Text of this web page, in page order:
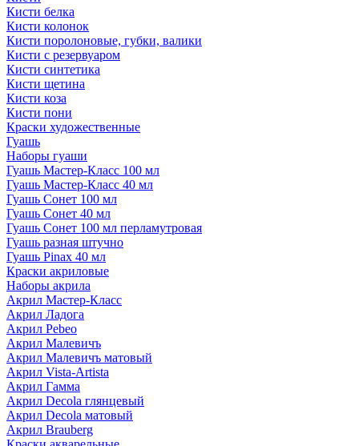
Кисти белка
Кисти колонок
Кисти поролоновые, губки, валики
Кисти с резервуаром
Кисти синтетика
Кисти щетина
Кисти коза
Кисти пони
Краски художественные
Гуашь
Наборы гуаши
Гуашь Мастер-Класс 100 мл
Гуашь Мастер-Класс 40 мл
Гуашь Сонет 100 мл
Гуашь Сонет 40 мл
Гуашь Сонет 100 мл перламутровая
Гуашь разная штучно
Гуашь Pinax 40 мл
Краски акриловые
Наборы акрила
Акрил Мастер-Класс
Акрил Ладога
Акрил Pebeo
Акрил Малевичъ
Акрил Малевичъ матовый
Акрил Vista-Artista
Акрил Гамма
Акрил Decola глянцевый
Акрил Decola матовый
Акрил Brauberg